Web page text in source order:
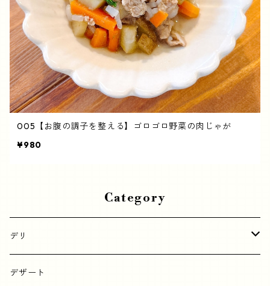
005【お腹の調子を整える】ゴロゴロ野菜の肉じゃが
¥980
Category
デリ
野菜
デザート